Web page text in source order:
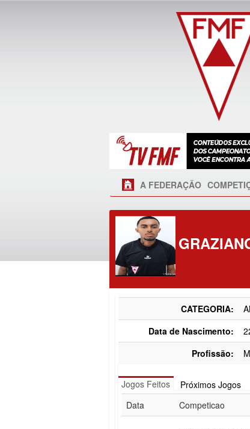
A FEDERAÇÃO
CATEGORIA:
Data de Nascimento:
Profissão:
Jogos Feitos
Próximos Jogos
Data
Competicao